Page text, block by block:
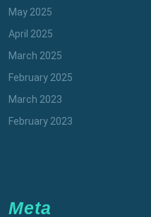
May 2025
April 2025
March 2025
February 2025
March 2023
February 2023
Meta